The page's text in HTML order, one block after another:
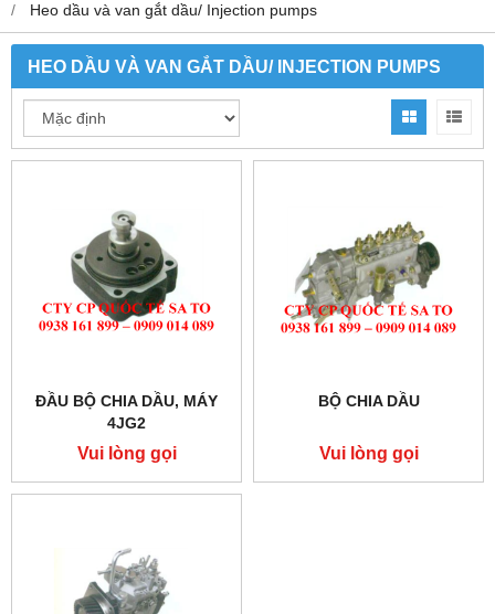
Heo dầu và van gắt dầu/ Injection pumps
HEO DẦU VÀ VAN GẮT DẦU/ INJECTION PUMPS
ĐẦU BỘ CHIA DẦU, MÁY
4JG2
Vui lòng gọi
BỘ CHIA DẦU
Vui lòng gọi